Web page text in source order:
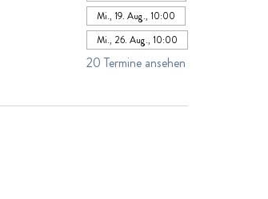
Mi., 19. Aug., 10:00
Mi., 26. Aug., 10:00
20 Termine ansehen